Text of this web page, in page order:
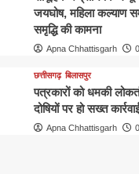
जयघोष, महिला कल्याण
समृद्धि की कामना
Apna Chhattisgarh
छत्तीसगढ़ बिलासपुर
पत्रकारों को धमकी
दोषियों पर हो सख्त
Apna Chhattisgarh